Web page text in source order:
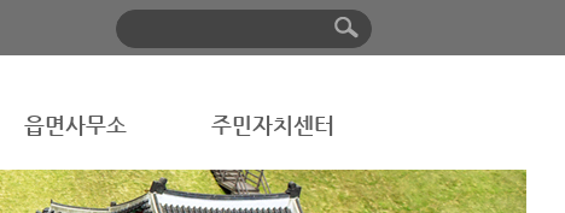
읍면사무소 주민자치센터